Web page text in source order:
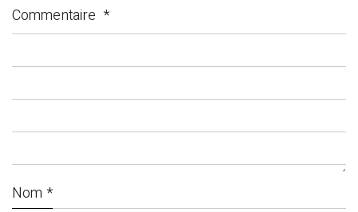
Commentaire *
Nom *